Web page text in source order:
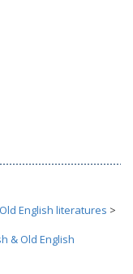
English literatures >
& Old English